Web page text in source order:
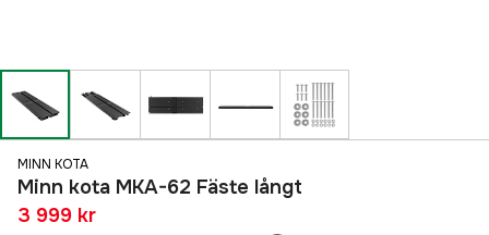
MINN KOTA
Minn kota MKA-62 Fäste långt
3 999 kr